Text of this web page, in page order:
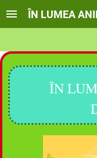
ÎN LUMEA
ÎN